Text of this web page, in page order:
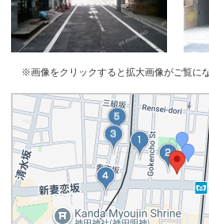
※画像をクリックすると拡大画像がご覧にな